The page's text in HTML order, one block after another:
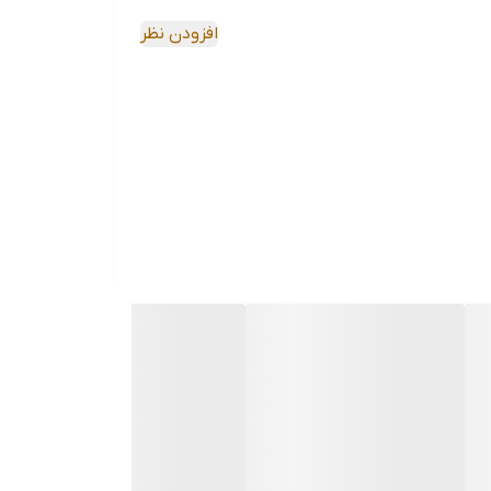
افزودن نظر